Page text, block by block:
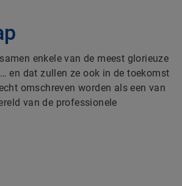
enkele van de meest glorieuze
en dat zullen ze ook in de toekomst
omschreven worden als een van
van de professionele